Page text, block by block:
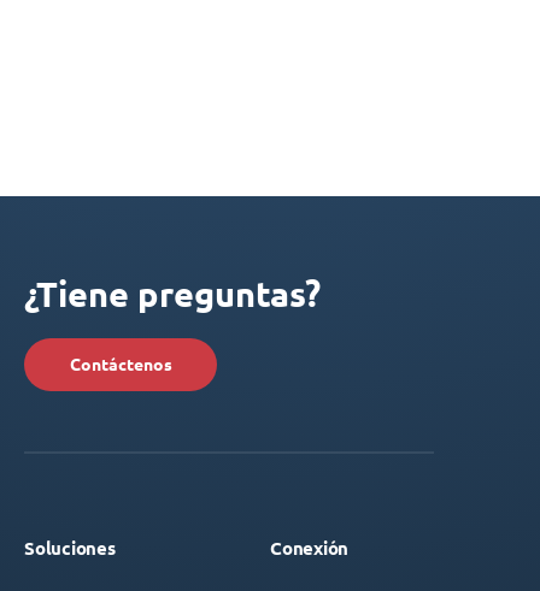
¿Tiene preguntas?
Contáctenos
Soluciones Conexión